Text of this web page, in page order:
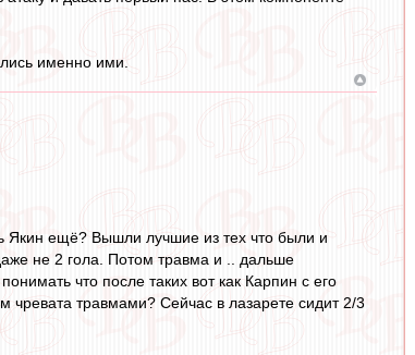
именно ими.
Якин ещё? Вышли лучшие из тех что были и
не 2 гола. Потом травма и .. дальше
что после таких вот как Карпин с его
травмами? Сейчас в лазарете сидит 2/3